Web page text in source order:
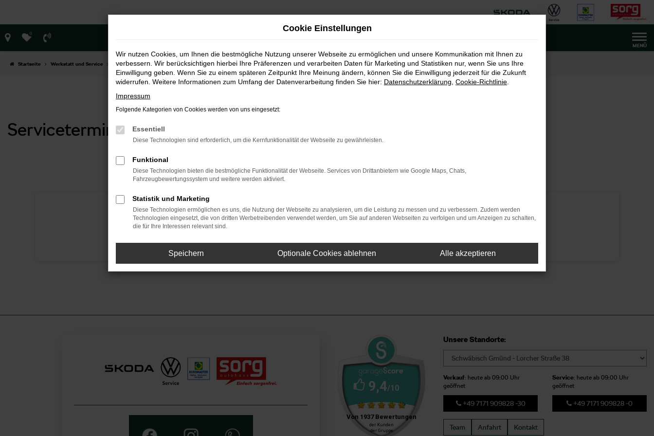
Hauptinhalt
springen
MENÜ
0
Startseite Werkstatt und Service Serviceanfrage
Servicetermin vereinbaren bei Autohaus Sorg
ANMELDUNG UND TERMINVEREINBARUNG
Serviceterminvereinbaren
per Mailvereinbaren telefonischvereinbaren
Unsere Standorte:
Verkauf: heute ab 09:00 Uhr
geöffnet
+49 7171 909828 -30
Service: heute ab 09:00 Uhr
geöffnet
+49 7171 909828 -0
Team Anfahrt Kontakt
Cookie Einstellungen
Wir nutzen Cookies, um Ihnen die bestmögliche Nutzung unserer Webseite zu ermöglichen und unsere Kommunikation mit Ihnen zu
verbessern. Wir berücksichtigen hierbei Ihre Präferenzen und verarbeiten Daten für Marketing und Statistiken nur, wenn Sie uns Ihre
Einwilligung geben. Wenn Sie zu einem späteren Zeitpunkt Ihre Meinung ändern, können Sie die Einwilligung jederzeit für die Zukunft
widerrufen. Weitere Informationen zum Umfang der Datenverarbeitung finden Sie hier: Datenschutzerklärung Cookie-Richtlinie
Impressum
Folgende Kategorien von Cookies werden von uns eingesetzt:
Essentiell
Diese Technologien sind erforderlich, um die Kernfunktionalität der Webseite zu gewährleisten.
Funktional
Diese Technologien bieten die bestmögliche Funktionalität der Webseite. Services von Drittanbietern wie Google Maps, Chats,
Fahrzeugbewertungssystem und weitere werden aktiviert.
Statistik und Marketing
Diese Technologien ermöglichen es uns, die Nutzung der Webseite zu analysieren, um die Leistung zu messen und zu verbessern. Zudem werden
Technologien eingesetzt, die von dritten Werbetreibenden verwendet werden, um Sie auf anderen Webseiten zu verfolgen und um Anzeigen zu schalten,
die für Ihre Interessen relevant sind.
Speichern Optionale Cookies ablehnen Alle akzeptieren